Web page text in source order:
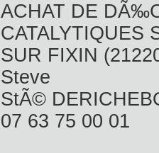
ACHAT DE
CATALYTIQUES
SUR FIXIN
Steve
StÃ©
07 63 75 00 01